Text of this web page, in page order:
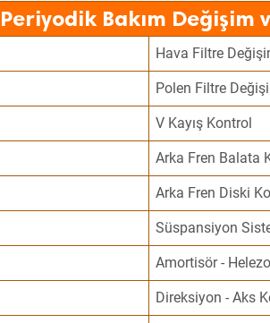
Bakım Değişim
Hava Filtre
Polen Filtre
V Kayış Kontrol
Arka Fren Balata
Arka Fren Diski
Süspansiyon
Amortisör -
Direksiyon - Aks